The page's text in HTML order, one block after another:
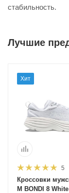
стабильность.
Лучшие
Хит
5
Кроссовки
M BONDI 8